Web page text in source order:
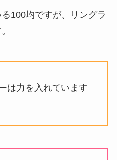
100均ですが、リングラ
は力を入れています